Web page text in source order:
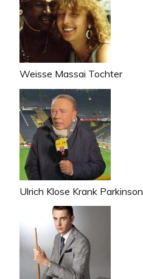
Weisse Massai Tochter
Ulrich Klose Krank Parkinson